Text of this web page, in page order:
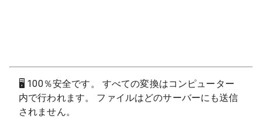
🖥 100％安全です。 すべての変換はコンピューター
内で行われます。 ファイルはどのサーバーにも送信
されません。